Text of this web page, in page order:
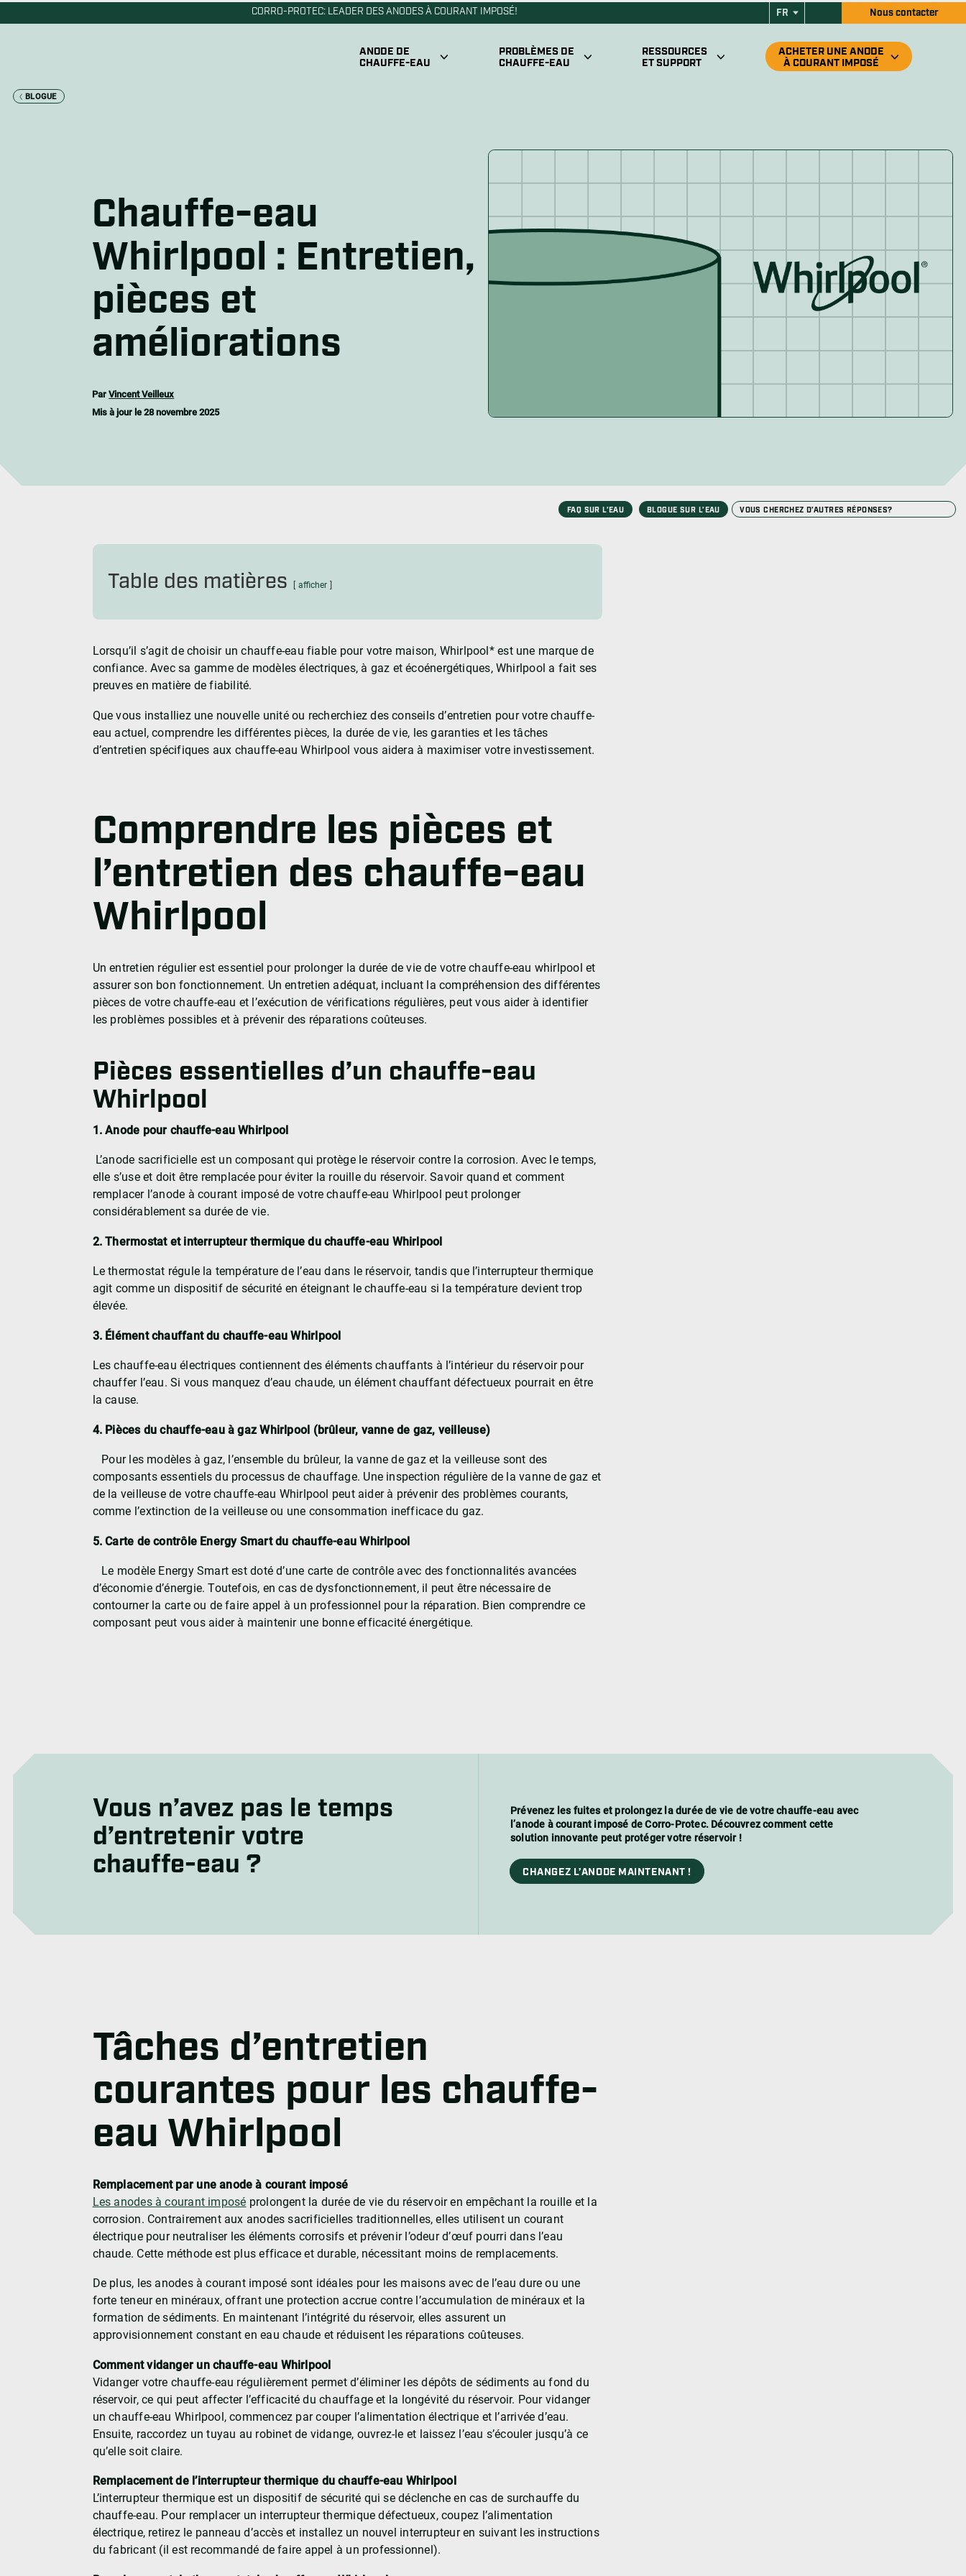
CORRO-PROTEC: LEADER DES ANODES À COURANT IMPOSÉ! FR Nous contacter
ANODE DE
CHAUFFE-EAU
11 situations où choisir
l’anode à courant imposé
Emplacement des anodes
PROBLÈMES DE
CHAUFFE-EAU
Accumulations de sédiments
Durée de vie d’un chauffe-eau
RESSOURCES
ET SUPPORT
10 trucs pour retirer l’anode
ACHETER UNE ANODE
À COURANT IMPOSÉ
Anode à courant imposé pour
Trouver un détaillant autorisé
BLOGUE
Chauffe-eau
Whirlpool : Entretien,
pièces et
améliorations
ParVincent Veilleux
Mis à jour le28 novembre 2025
FAQ SUR L’EAU BLOGUE SUR L’EAU Recherche
Table des matières afficher
Lorsqu’il s’agit de choisir un chauffe-eau fiable pour votre maison, Whirlpool* est une marque de
confiance. Avec sa gamme de modèles électriques, à gaz et écoénergétiques, Whirlpool a fait ses
preuves en matière de fiabilité.
Que vous installiez une nouvelle unité ou recherchiez des conseils d’entretien pour votre chauffe-
eau actuel, comprendre les différentes pièces, la durée de vie, les garanties et les tâches
d’entretien spécifiques aux chauffe-eau Whirlpool vous aidera à maximiser votre investissement.
Comprendre les pièces et
l’entretien des chauffe-eau
Whirlpool
Un entretien régulier est essentiel pour prolonger la durée de vie de votre chauffe-eau whirlpool et
assurer son bon fonctionnement. Un entretien adéquat, incluant la compréhension des différentes
pièces de votre chauffe-eau et l’exécution de vérifications régulières, peut vous aider à identifier
les problèmes possibles et à prévenir des réparations coûteuses.
Pièces essentielles d’un chauffe-eau
Whirlpool
1. Anode pour chauffe-eau Whirlpool
L’anode sacrificielle est un composant qui protège le réservoir contre la corrosion. Avec le temps,
elle s’use et doit être remplacée pour éviter la rouille du réservoir. Savoir quand et comment
remplacer l’anode à courant imposé de votre chauffe-eau Whirlpool peut prolonger
considérablement sa durée de vie.
2. Thermostat et interrupteur thermique du chauffe-eau Whirlpool
Le thermostat régule la température de l’eau dans le réservoir, tandis que l’interrupteur thermique
agit comme un dispositif de sécurité en éteignant le chauffe-eau si la température devient trop
élevée.
3. Élément chauffant du chauffe-eau Whirlpool
Les chauffe-eau électriques contiennent des éléments chauffants à l’intérieur du réservoir pour
chauffer l’eau. Si vous manquez d’eau chaude, un élément chauffant défectueux pourrait en être
la cause.
4. Pièces du chauffe-eau à gaz Whirlpool (brûleur, vanne de gaz, veilleuse)
Pour les modèles à gaz, l’ensemble du brûleur, la vanne de gaz et la veilleuse sont des
composants essentiels du processus de chauffage. Une inspection régulière de la vanne de gaz et
de la veilleuse de votre chauffe-eau Whirlpool peut aider à prévenir des problèmes courants,
comme l’extinction de la veilleuse ou une consommation inefficace du gaz.
5. Carte de contrôle Energy Smart du chauffe-eau Whirlpool
Le modèle Energy Smart est doté d’une carte de contrôle avec des fonctionnalités avancées
d’économie d’énergie. Toutefois, en cas de dysfonctionnement, il peut être nécessaire de
contourner la carte ou de faire appel à un professionnel pour la réparation. Bien comprendre ce
composant peut vous aider à maintenir une bonne efficacité énergétique.
Vous n’avez pas le temps
d’entretenir votre
chauffe-eau ?
Prévenez les fuites et prolongez la durée de vie de votre chauffe-eau avec
l’anode à courant imposé de Corro-Protec. Découvrez comment cette
solution innovante peut protéger votre réservoir !
CHANGEZ L’ANODE MAINTENANT !
Tâches d’entretien
courantes pour les chauffe-
eau Whirlpool
Remplacement par une anode à courant imposé
Les anodes à courant imposé prolongent la durée de vie du réservoir en empêchant la rouille et la
corrosion. Contrairement aux anodes sacrificielles traditionnelles, elles utilisent un courant
électrique pour neutraliser les éléments corrosifs et prévenir l’odeur d’œuf pourri dans l’eau
chaude. Cette méthode est plus efficace et durable, nécessitant moins de remplacements.
De plus, les anodes à courant imposé sont idéales pour les maisons avec de l’eau dure ou une
forte teneur en minéraux, offrant une protection accrue contre l’accumulation de minéraux et la
formation de sédiments. En maintenant l’intégrité du réservoir, elles assurent un
approvisionnement constant en eau chaude et réduisent les réparations coûteuses.
Comment vidanger un chauffe-eau Whirlpool
Vidanger votre chauffe-eau régulièrement permet d’éliminer les dépôts de sédiments au fond du
réservoir, ce qui peut affecter l’efficacité du chauffage et la longévité du réservoir. Pour vidanger
un chauffe-eau Whirlpool, commencez par couper l’alimentation électrique et l’arrivée d’eau.
Ensuite, raccordez un tuyau au robinet de vidange, ouvrez-le et laissez l’eau s’écouler jusqu’à ce
qu’elle soit claire.
Remplacement de l’interrupteur thermique du chauffe-eau Whirlpool
L’interrupteur thermique est un dispositif de sécurité qui se déclenche en cas de surchauffe du
chauffe-eau. Pour remplacer un interrupteur thermique défectueux, coupez l’alimentation
électrique, retirez le panneau d’accès et installez un nouvel interrupteur en suivant les instructions
du fabricant (il est recommandé de faire appel à un professionnel).